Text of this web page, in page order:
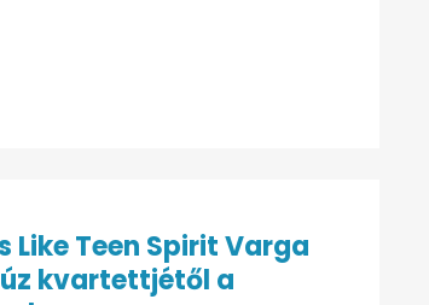
Like Teen Spirit Varga
kvartettjétől a